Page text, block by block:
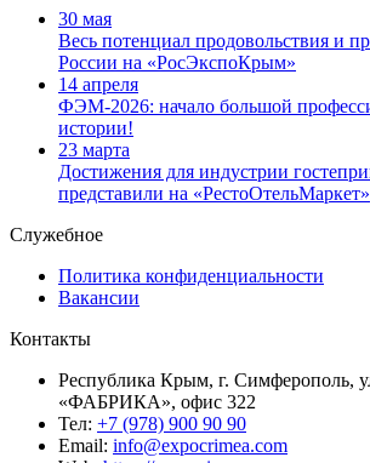
30 мая
Весь потенциал продовольствия и
России на «РосЭкспоКрым»
14 апреля
ФЭМ-2026: начало большой
истории!
23 марта
Достижения для индустрии
представили на «РестоОтельМаркет»
Служебное
Политика конфиденциальности
Вакансии
Контакты
Республика Крым, г. Симферополь,
«ФАБРИКА», офис 322
Тел: +7 (978) 900 90 90
Email: info@expocrimea.com